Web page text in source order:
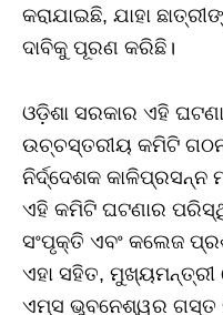
କରାଯାଇଛି, ଯାହା
ଦାବିକୁ ପୂରଣ କରିଛି।
ଓଡ଼ିଶା ସରକାର ଏହି
ଉଚ୍ଚସ୍ତରୀୟ କମିଟି
ନିର୍ଦ୍ଦେଶକ କାଳିପ୍ରସନ୍ନ
ଏହି କମିଟି ଘଟଣାର
ସଂପୃକ୍ତି ଏବଂ କଲେଜ
ଏହା ସହିତ, ମୁଖ୍ୟମନ୍ତ୍ରୀ
ଏମ୍ସ ଭୁବନେଶ୍ୱର ଗସ୍ତ